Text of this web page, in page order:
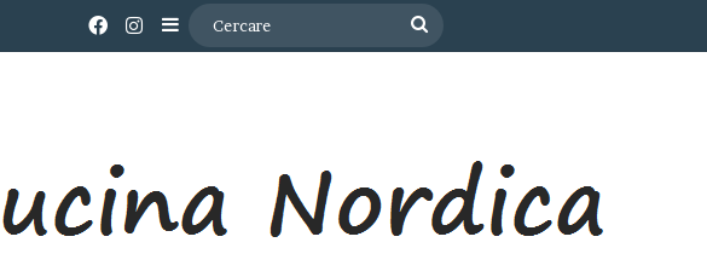
Facebook
Instagram
Barra laterale Cercare